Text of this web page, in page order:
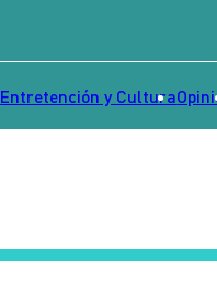
Entretención y Cultura